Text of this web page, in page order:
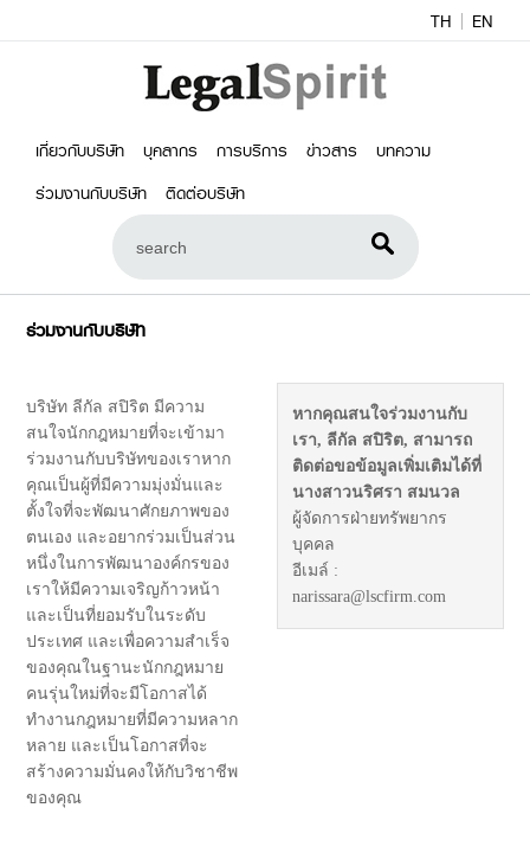
TH EN
เกี่ยวกับบริษัท บุคลากร การบริการ ข่าวสาร
บทความ
ร่วมงานกับบริษัท
ติดต่อบริษัท
ร่วมงานกับบริษัท
บริษัท ลีกัล สปิริต มีความ
สนใจนักกฎหมายที่จะเข้ามา
ร่วมงานกับบริษัทของเราหาก
คุณเป็นผู้ที่มีความมุ่งมั่นและ
ตั้งใจที่จะพัฒนาศักยภาพของ
ตนเอง และอยากร่วมเป็นส่วน
หนึ่งในการพัฒนาองค์กรของ
เราให้มีความเจริญก้าวหน้า
และเป็นที่ยอมรับในระดับ
ประเทศ และเพื่อความสำเร็จ
ของคุณในฐานะนักกฎหมาย
คนรุ่นใหม่ที่จะมีโอกาสได้
ทำงานกฎหมายที่มีความหลาก
หลาย และเป็นโอกาสที่จะ
สร้างความมั่นคงให้กับวิชาชีพ
ของคุณ
หากคุณสนใจร่วมงานกับ
เรา, ลีกัล สปิริต, สามารถ
ติดต่อขอข้อมูลเพิ่มเติมได้ที่
นางสาวนริศรา สมนวล
ผู้จัดการฝ่ายทรัพยากร
บุคคล
อีเมล์ :
narissara@lscfirm.com